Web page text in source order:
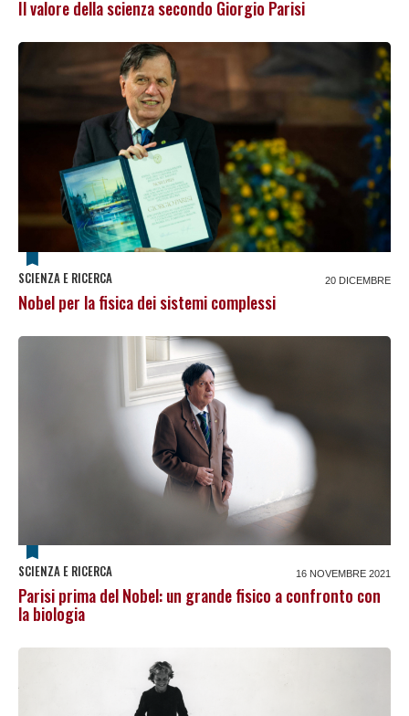
Il valore della scienza secondo Giorgio Parisi
SCIENZA E RICERCA 20 DICEMBRE
Nobel per la fisica dei sistemi complessi
SCIENZA E RICERCA 16 NOVEMBRE 2021
Parisi prima del Nobel: un grande fisico a confronto con
la biologia